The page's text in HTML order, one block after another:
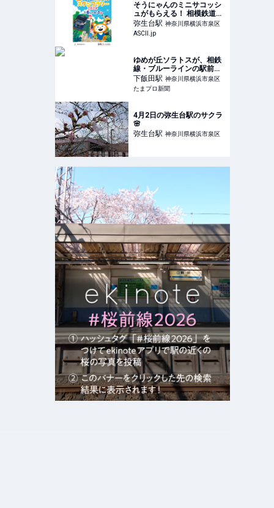
そうにゃんのミニサコッシ
ュがもらえる！ 相模鉄道
「夏のそうにゃんスタンプ
ラリー2024」
弥生台駅 神奈川県横浜市泉区
ASCII.jp
ゆめが丘ソラトスが、相鉄
線・ブルーラインの駅前に
7/25オープン
下飯田駅 神奈川県横浜市泉区
たまプロ新聞
4月2日の弥生台駅のサクラ
🌸
弥生台駅 神奈川県横浜市泉区